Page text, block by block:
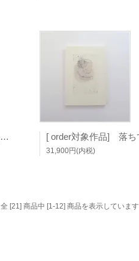
[ order対象作品] くぐったむこう (板額) / 富田惠子
31,900円(内税)
全 [21] 商品中 [1-12] 商品を表示しています